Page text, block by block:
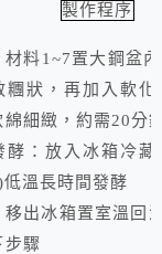
製作程序
材料1~7置大鋼盆
糰狀，再加入軟
綿細緻，約需20分
酵：放入冰箱冷
溫長時間發酵
移出冰箱置室溫回
步驟